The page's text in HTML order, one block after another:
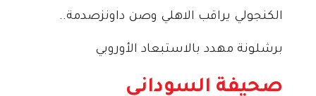
الكنجولي يراقب الاهلي وصن داونزصدمة..
برشلونة مهدد بالاستبعاد الأوروبي
صحيفة السوداني